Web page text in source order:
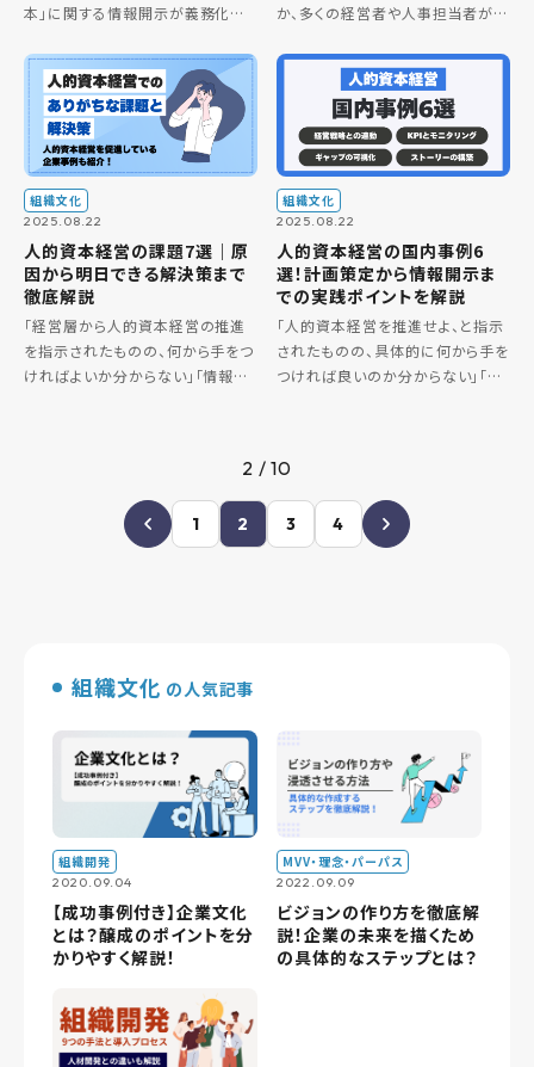
本」に関する情報開示が義務化さ
おいて、人材への投資効果を最大
化する経営が重視される時代とな
り、多くの企業で対応が求められて
いま […]
か、多くの経営者や人事担当者が指
表した「伊藤レポート」です。 この記
事では、経済産業省が公開する資
料をもとに「人材版伊藤レポート
[…]
組織文化
2025.08.22
人的資本経営の課題7選｜原
因から明日できる解決策まで
徹底解説
「経営層から人的資本経営の推進
を指示されたものの、何から手をつ
ければよいか分からない」「情報開
経営への注目度を反映する一方で
組織文化
2025.08.22
人的資本経営の国内事例6
選！計画策定から情報開示ま
での実践ポイントを解説
「人的資本経営を推進せよ、と指示
されたものの、具体的に何から手を
つければ良いのか分からない」「他
業で人的資本経営の実践が始ま
[…]
2 / 10
1 2 3 4
組織文化 の人気記事
組織開発
2020.09.04
【成功事例付き】企業文化
とは？醸成のポイントを分
かりやすく解説！
MVV・理念・パーパス
2022.09.09
ビジョンの作り方を徹底解
説！企業の未来を描くため
の具体的なステップとは？